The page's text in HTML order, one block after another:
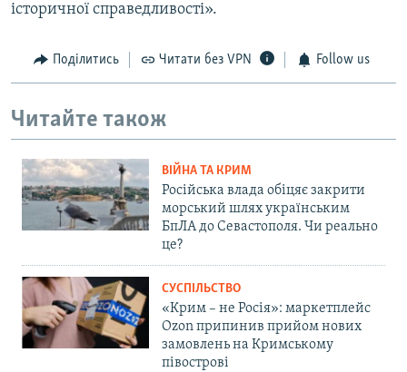
історичної справедливості».
Поділитись Читати без VPN Follow us
Читайте також
ВІЙНА ТА КРИМ
Російська влада обіцяє закрити
морський шлях українським
БпЛА до Севастополя. Чи реально
це?
СУСПІЛЬСТВО
«Крим – не Росія»: маркетплейс
Ozon припинив прийом нових
замовлень на Кримському
півострові